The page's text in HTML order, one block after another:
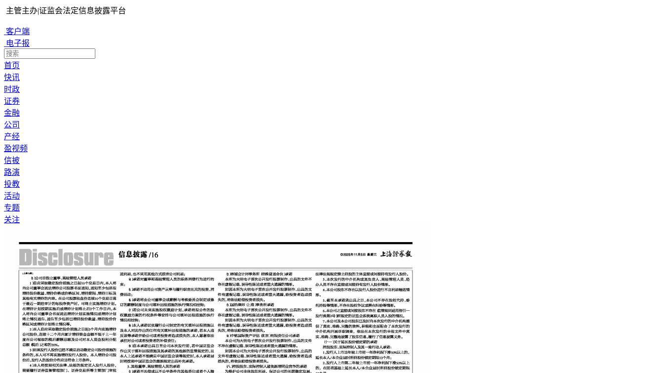
主管主办|证监会法定信息披露平台
客户端
电子报
首页
快讯
时政
证券
金融
公司
产经
盈视频
信披
路演
投教
活动
专题
关注